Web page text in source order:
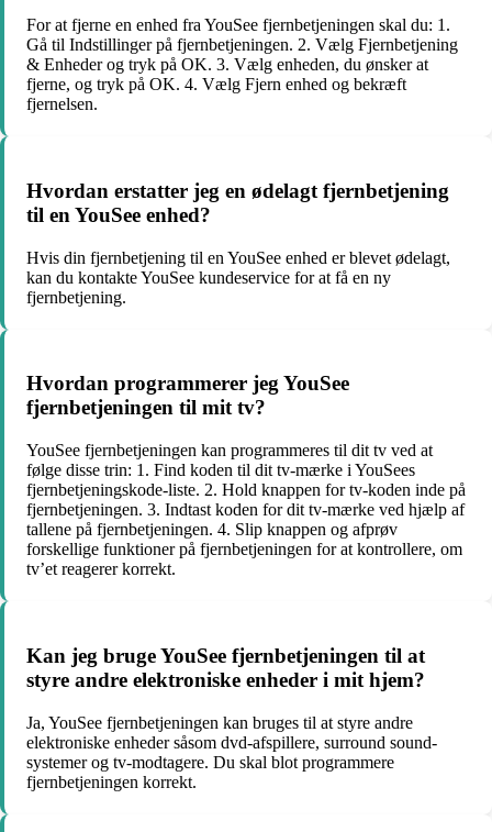
For at fjerne en enhed fra YouSee fjernbetjeningen skal du: 1.
Gå til Indstillinger på fjernbetjeningen. 2. Vælg Fjernbetjening
& Enheder og tryk på OK. 3. Vælg enheden, du ønsker at
fjerne, og tryk på OK. 4. Vælg Fjern enhed og bekræft
fjernelsen.
Hvordan erstatter jeg en ødelagt fjernbetjening
til en YouSee enhed?
Hvis din fjernbetjening til en YouSee enhed er blevet ødelagt,
kan du kontakte YouSee kundeservice for at få en ny
fjernbetjening.
Hvordan programmerer jeg YouSee
fjernbetjeningen til mit tv?
YouSee fjernbetjeningen kan programmeres til dit tv ved at
følge disse trin: 1. Find koden til dit tv-mærke i YouSees
fjernbetjeningskode-liste. 2. Hold knappen for tv-koden inde på
fjernbetjeningen. 3. Indtast koden for dit tv-mærke ved hjælp af
tallene på fjernbetjeningen. 4. Slip knappen og afprøv
forskellige funktioner på fjernbetjeningen for at kontrollere, om
tv’et reagerer korrekt.
Kan jeg bruge YouSee fjernbetjeningen til at
styre andre elektroniske enheder i mit hjem?
Ja, YouSee fjernbetjeningen kan bruges til at styre andre
elektroniske enheder såsom dvd-afspillere, surround sound-
systemer og tv-modtagere. Du skal blot programmere
fjernbetjeningen korrekt.